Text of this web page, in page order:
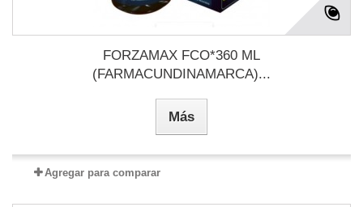
FORZAMAX FCO*360 ML
(FARMACUNDINAMARCA)...
Más
Agregar para comparar